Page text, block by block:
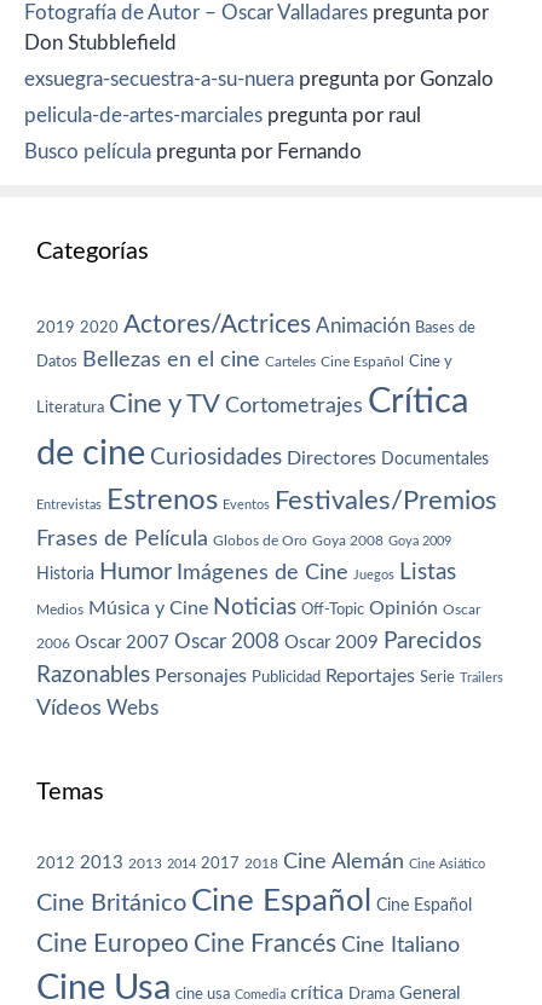
Fotografía de Autor – Oscar Valladares pregunta por
Don Stubblefield
exsuegra-secuestra-a-su-nuera pregunta por Gonzalo
pelicula-de-artes-marciales pregunta por raul
Busco película pregunta por Fernando
Categorías
2019 2020 Actores/Actrices Animación Bases de
Datos Bellezas en el cine Carteles Cine Español Cine y
Literatura Cine y TV Cortometrajes Crítica
de cine Curiosidades Directores Documentales
Entrevistas Estrenos Eventos Festivales/Premios
Frases de Película Globos de Oro Goya 2008 Goya 2009
Historia Humor Imágenes de Cine Juegos Listas
Medios Música y Cine Noticias Off-Topic Opinión Oscar
2006 Oscar 2007 Oscar 2008 Oscar 2009 Parecidos
Razonables Personajes Publicidad Reportajes Serie Trailers
Vídeos Webs
Temas
2012 2013 2013 2014 2017 2018 Cine Alemán Cine Asiático
Cine Británico Cine Español Cine Español
Cine Europeo Cine Francés Cine Italiano
Cine Usa cine usa Comedia crítica Drama General